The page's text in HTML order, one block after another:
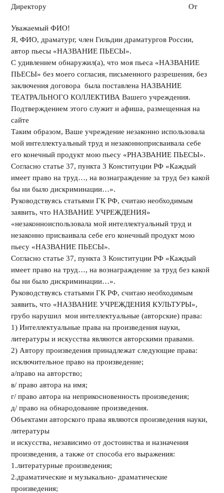
Директору От
Уважаемый ФИО!
Я, ФИО, драматург, член Гильдии драматургов России,
автор пьесы «НАЗВАНИЕ ПЬЕСЫ».
С удивлением обнаружил(а), что моя пьеса «НАЗВАНИЕ
ПЬЕСЫ» без моего согласия, письменного разрешения, без
заключения договора была поставлена НАЗВАНИЕ
ТЕАТРАЛЬНОГО КОЛЛЕКТИВА Вашего учреждения.
Подтверждением этого служит и афиша, размещенная на
сайте
Таким образом, Ваше учреждение незаконно использовала
мой интеллектуальный труд и незаконноприсваивала себе
его конечный продукт мою пьесу «РНАЗВАНИЕ ПЬЕСЫ».
Согласно статье 37, пункта 3 Конституции РФ «Каждый
имеет право на труд…, на вознаграждение за труд без какой
бы ни было дискриминации…».
Руководствуясь статьями ГК РФ, считаю необходимым
заявить, что НАЗВАНИЕ УЧРЕЖДЕНИЯ»
«незаконноиспользовала мой интеллектуальный труд и
незаконно присваивала себе его конечный продукт мою
пьесу «НАЗВАНИЕ ПЬЕСЫ».
Согласно статье 37, пункта 3 Конституции РФ «Каждый
имеет право на труд…, на вознаграждение за труд без какой
бы ни было дискриминации…».
Руководствуясь статьями ГК РФ, считаю необходимым
заявить, что «НАЗВАНИЕ УЧРЕЖДЕНИЯ КУЛЬТУРЫ»,
грубо нарушил мои интеллектуальные (авторские) права:
1) Интеллектуальные права на произведения науки,
литературы и искусства являются авторскими правами.
2) Автору произведения принадлежат следующие права:
исключительное право на произведение;
а/право на авторство;
в/ право автора на имя;
г/ право автора на неприкосновенность произведения;
д/ право на обнародование произведения.
Объектами авторского права являются произведения науки,
литературы
и искусства, независимо от достоинства и назначения
произведения, а также от способа его выражения:
1.литературные произведения;
2.драматические и музыкально- драматические
произведения;